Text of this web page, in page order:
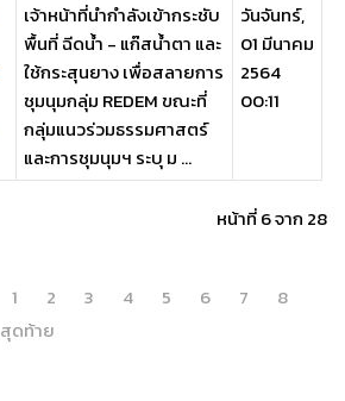
เจ้าหน้าที่นำกำลังเข้ากระชับ
พื้นที่ ฉีดน้ำ - แก๊สน้ำตา และ
ใช้กระสุนยาง เพื่อสลายการ
ชุมนุมกลุ่ม REDEM ขณะที่
กลุ่มแนวร่วมธรรมศาสตร์
และการชุมนุมฯ ระบุ ม ...
วันจันทร์,
01 มีนาคม
2564
00:11
หน้าที่ 6 จาก 28
1 2 3 4 5 6 7
8
สุดท้าย